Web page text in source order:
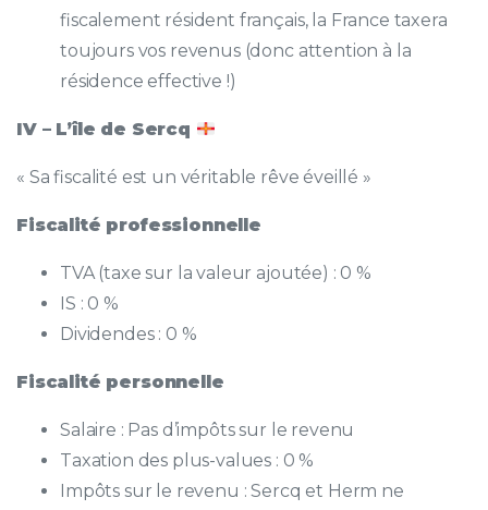
fiscalement résident français, la France taxera
toujours vos revenus (donc attention à la
résidence effective !)
IV – L’île de Sercq
« Sa fiscalité est un véritable rêve éveillé »
Fiscalité professionnelle
TVA (taxe sur la valeur ajoutée) : 0 %
IS : 0 %
Dividendes : 0 %
Fiscalité personnelle
Salaire : Pas d’impôts sur le revenu
Taxation des plus-values : 0 %
Impôts sur le revenu : Sercq et Herm ne